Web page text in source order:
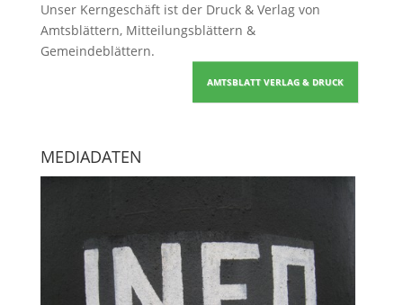
Unser Kerngeschäft ist der Druck & Verlag von
Amtsblättern, Mitteilungsblättern &
Gemeindeblättern.
AMTSBLATT VERLAG & DRUCK
MEDIADATEN